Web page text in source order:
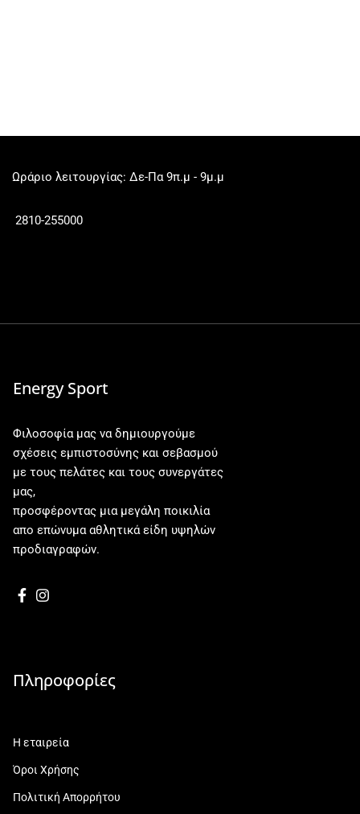
Ωράριο λειτουργίας: Δε-Πα 9π.μ - 9μ.μ
2810-255000
Energy Sport
Φιλοσοφία μας να δημιουργούμε
σχέσεις εμπιστοσύνης και σεβασμού
με τους πελάτες και τους συνεργάτες
μας,
προσφέροντας μια μεγάλη ποικιλία
απο επώνυμα αθλητικά είδη υψηλών
προδιαγραφών.
Πληροφορίες
Η εταιρεία
Όροι Χρήσης
Πολιτική Απορρήτου